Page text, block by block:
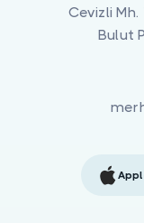
Cevizli Mh.
Bulut